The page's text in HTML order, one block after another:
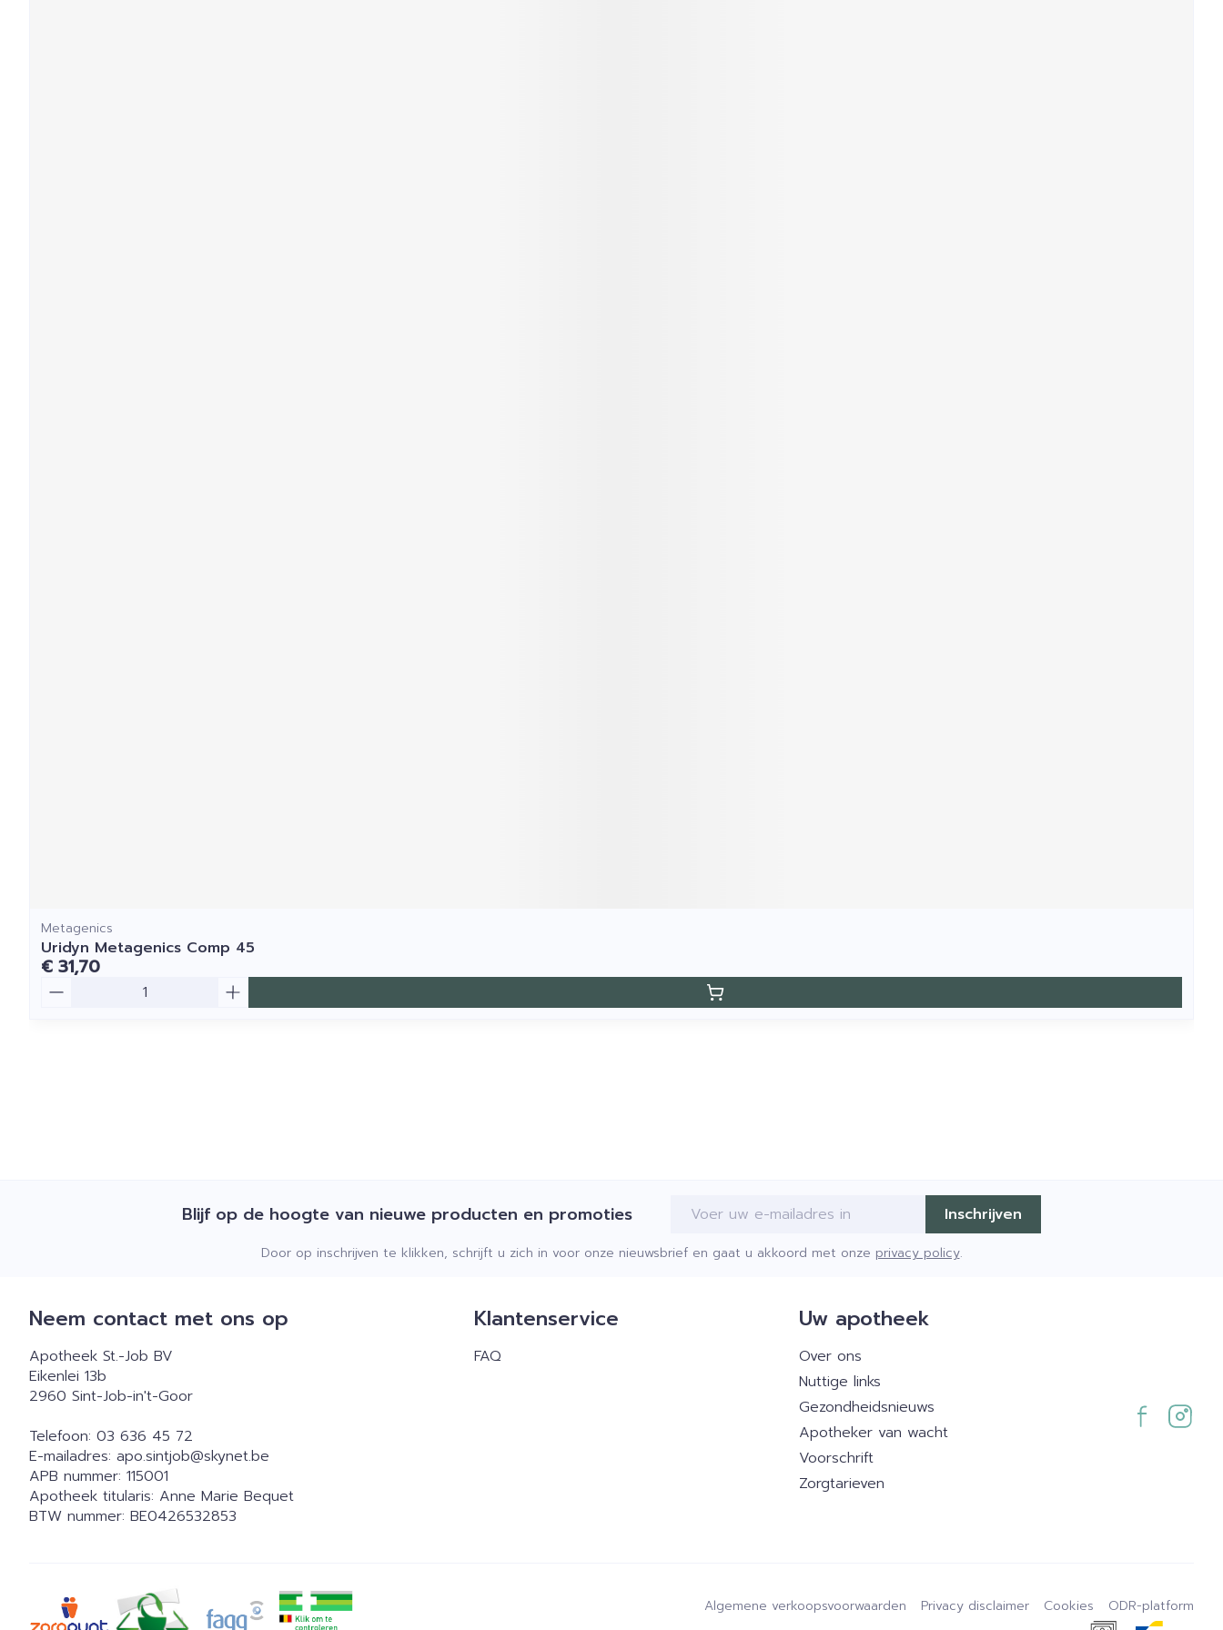
Metagenics
Uridyn Metagenics Comp 45
€ 31,70
Blijf op de hoogte van nieuwe producten en promoties E-mail adres Inschrijven
Door op inschrijven te klikken, schrijft u zich in voor onze nieuwsbrief en gaat u akkoord met onze privacy policy.
Neem contact met ons op
Apotheek St.-Job BV
Eikenlei 13b
2960 Sint-Job-in't-Goor
Telefoon: 03 636 45 72
E-mailadres: apo.sintjob@skynet.be
APB nummer: 115001
Apotheek titularis: Anne Marie Bequet
BTW nummer: BE0426532853
Klantenservice
FAQ
Uw apotheek
Over ons
Nuttige links
Gezondheidsnieuws
Apotheker van wacht
Voorschrift
Zorgtarieven
Algemene verkoopsvoorwaarden Privacy disclaimer Cookies ODR-platform